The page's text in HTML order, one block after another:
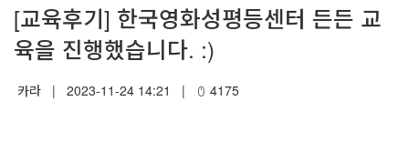
[교육후기] 한국영화성평등센터 든든 교
육을 진행했습니다. :)
카라 | 2023-11-24 14:21 | 4175